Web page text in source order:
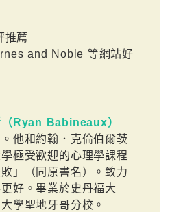
推薦
and Noble 等網站好
Ryan Babineaux）
他和約翰．克倫伯爾茨
極受歡迎的心理學課程
」（同原書名）。致力
好。畢業於史丹福大
學聖地牙哥分校。